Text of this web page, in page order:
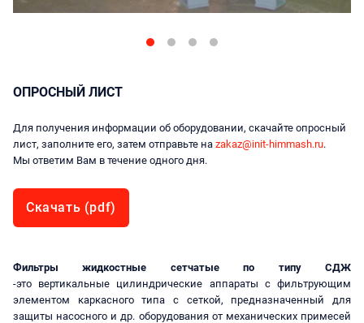
Фильтры жидкостные сетчатые по типу СДЖ
-это вертикальные цилиндрические аппараты с фильтрующим
элементом каркасного типа с сеткой, предназначенный для
защиты насосного и др. оборудования от механических примесей
ОПРОСНЫЙ ЛИСТ
Для получения информации об оборудовании, скачайте опросный
лист, заполните его, затем отправьте на zakaz@init-himmash.ru.
Мы ответим Вам в течение одного дня.
Скачать (pdf)